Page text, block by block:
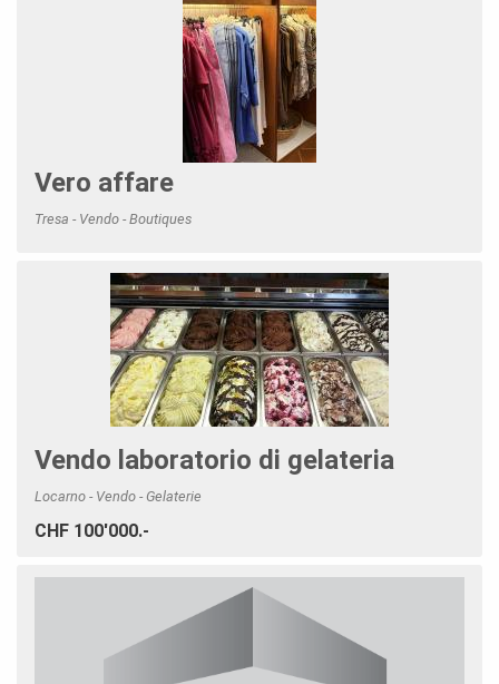
Vero affare
Tresa - Vendo - Boutiques
Vendo laboratorio di gelateria
Locarno - Vendo - Gelaterie
CHF 100'000.-